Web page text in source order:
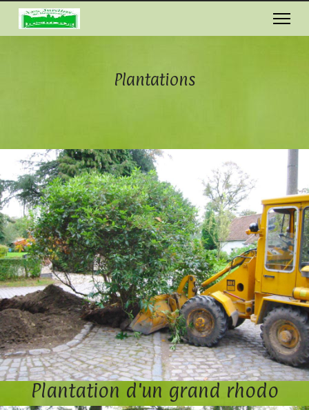
Plantations
Plantation d'un grand rhodo